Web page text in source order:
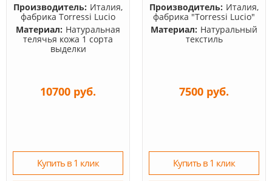
Производитель: Италия,
фабрика Torressi Lucio
Материал: Натуральная
телячья кожа 1 сорта
выделки
10700 руб.
Купить в 1 клик
Производитель: Италия,
фабрика "Torressi Lucio"
Материал: Натуральный
текстиль
7500 руб.
Купить в 1 клик